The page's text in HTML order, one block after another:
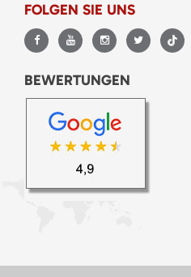
FOLGEN SIE UNS
BEWERTUNGEN